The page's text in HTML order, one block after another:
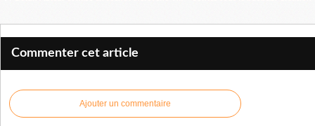
Commenter cet article
Ajouter un commentaire